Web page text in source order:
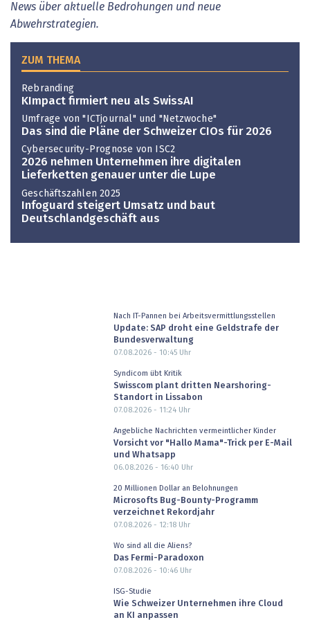
News über aktuelle Bedrohungen und neue
Abwehrstrategien.
ZUM THEMA
Rebranding
KImpact firmiert neu als SwissAI
Umfrage von "ICTjournal" und "Netzwoche"
Das sind die Pläne der Schweizer CIOs für 2026
Cybersecurity-Prognose von ISC2
2026 nehmen Unternehmen ihre digitalen
Lieferketten genauer unter die Lupe
Geschäftszahlen 2025
Infoguard steigert Umsatz und baut
Deutschlandgeschäft aus
Nach IT-Pannen bei Arbeitsvermittlungsstellen
Update: SAP droht eine Geldstrafe der
Bundesverwaltung
07.08.2026 - 10:45Uhr
Syndicom übt Kritik
Swisscom plant dritten Nearshoring-
Standort in Lissabon
07.08.2026 - 11:24Uhr
Angebliche Nachrichten vermeintlicher Kinder
Vorsicht vor "Hallo Mama"-Trick per E-Mail
und Whatsapp
06.08.2026 - 16:40 Uhr
20 Millionen Dollar an Belohnungen
Microsofts Bug-Bounty-Programm
verzeichnet Rekordjahr
07.08.2026 - 12:18Uhr
Wo sind all die Aliens?
Das Fermi-Paradoxon
07.08.2026 - 10:46Uhr
ISG-Studie
Wie Schweizer Unternehmen ihre Cloud
an KI anpassen